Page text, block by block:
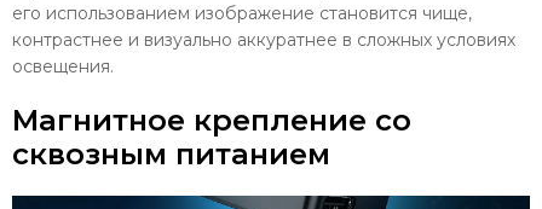
его использованием изображение становится чище,
контрастнее и визуально аккуратнее в сложных условиях
освещения.
Магнитное крепление со
сквозным питанием